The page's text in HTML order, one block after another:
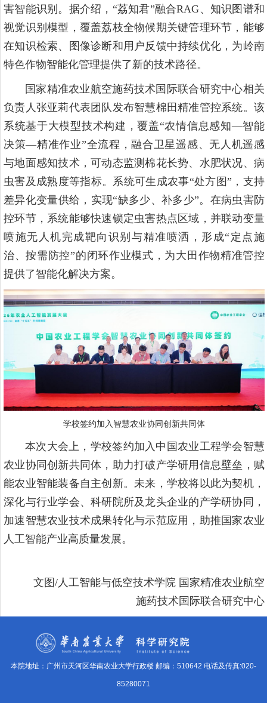
害智能识别。据介绍，“荔知君”融合RAG、知识图谱和
视觉识别模型，覆盖荔枝全物候期关键管理环节，能够
在知识检索、图像诊断和用户反馈中持续优化，为岭南
特色作物智能化管理提供了新的技术路径。
国家精准农业航空施药技术国际联合研究中心相关
负责人张亚莉代表团队发布智慧棉田精准管控系统。该
系统基于大模型技术构建，覆盖“农情信息感知—智能
决策—精准作业”全流程，融合卫星遥感、无人机遥感
与地面感知技术，可动态监测棉花长势、水肥状况、病
虫害及成熟度等指标。系统可生成农事“处方图”，支持
差异化变量供给，实现“缺多少、补多少”。在病虫害防
控环节，系统能够快速锁定虫害热点区域，并联动变量
喷施无人机完成靶向识别与精准喷洒，形成“定点施
治、按需防控”的闭环作业模式，为大田作物精准管控
提供了智能化解决方案。
学校签约加入智慧农业协同创新共同体
本次大会上，学校签约加入中国农业工程学会智慧
农业协同创新共同体，助力打破产学研用信息壁垒，赋
能农业智能装备自主创新。未来，学校将以此为契机，
深化与行业学会、科研院所及龙头企业的产学研协同，
加速智慧农业技术成果转化与示范应用，助推国家农业
人工智能产业高质量发展。
文图/人工智能与低空技术学院 国家精准农业航空
施药技术国际联合研究中心
本院地址：广州市天河区华南农业大学行政楼 邮编：510642 电话及传真:020-
85280071